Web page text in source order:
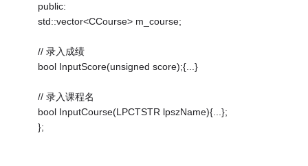
public:
std::vector<CCourse> m_course;
// 录入成绩
bool InputScore(unsigned score);{...}
// 录入课程名
bool InputCourse(LPCTSTR lpszName){...};
};